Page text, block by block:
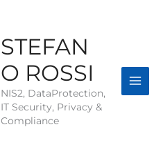
STEFAN
O ROSSI
NIS2, DataProtection,
IT Security, Privacy &
Compliance